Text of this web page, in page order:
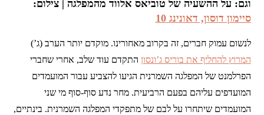
וגם: על ההשעיה של טוביאס אלווד מהמפלגה | צילום:
סיימון דוסון, דאונינג 10
לנשום עמוק חברים, זה בקרוב מאחורינו. מוקדם יותר הערב (ג’)
המרוץ להחליף את בוריס ג’ונסון התקדם עוד שלב, אחרי שחברי
הפרלמנט של המפלגה השמרנית הגיעו להצביע עבור המועמדים
המועדפים עליהם בפעם הרביעית. מחר נדע סוף-סוף מי שני
המועמדים שיתחרו על לבם של מתפקדי המפלגה השמרנית. בינתיים,